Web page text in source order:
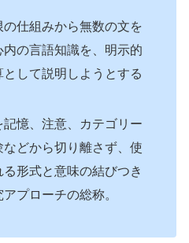
仕組みから無数の文を
の言語知識を、明示的
して説明しようとする
記憶、注意、カテゴリー
どから切り離さず、使
形式と意味の結びつき
プローチの総称。